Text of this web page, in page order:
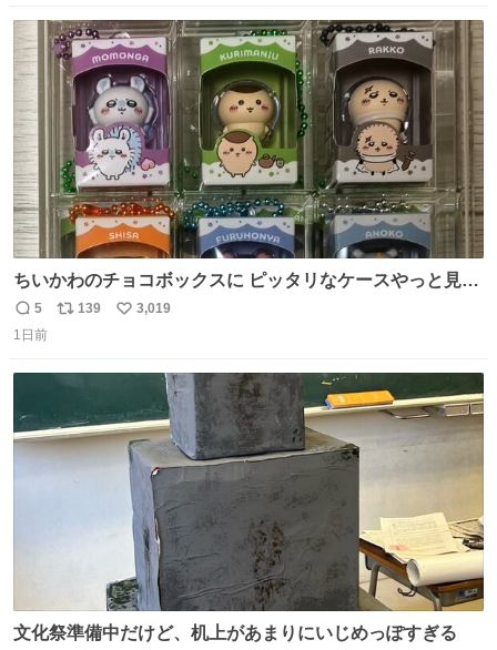
ト
数
数
ちいかわのチョコボックスに ピッタリなケースやっと見つ
かった😭
返
信
5
リ
ト
139
い
3,019
1日前
文化祭準備中だけど、机上があまりにいじめっぽすぎる